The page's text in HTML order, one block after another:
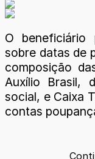
O beneficiário
sobre datas de
composição
Auxílio Brasil,
social, e Caixa
contas